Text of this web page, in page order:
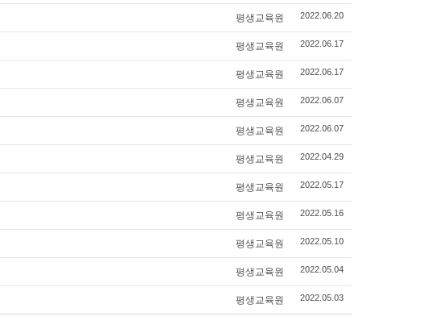
평생교육원 2022.06.20
평생교육원 2022.06.17
평생교육원 2022.06.17
평생교육원 2022.06.07
평생교육원 2022.06.07
평생교육원 2022.04.29
평생교육원 2022.05.17
평생교육원 2022.05.16
평생교육원 2022.05.10
평생교육원 2022.05.04
평생교육원 2022.05.03